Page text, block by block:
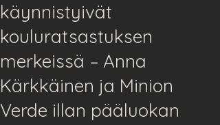
käynnistyivät
kouluratsastuksen
merkeissä – Anna
Kärkkäinen ja Minion
Verde illan pääluokan